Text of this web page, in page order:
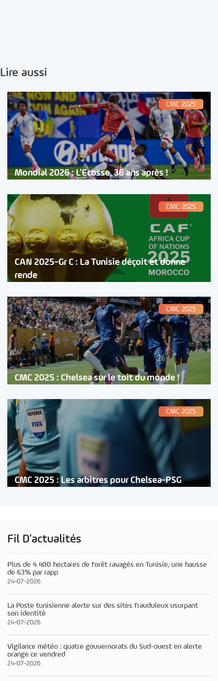
Lire aussi
CMC 2025
Mondial 2026 : L’Ecosse, 36 ans après !
CMC 2025
CAN 2025-Gr C : La Tunisie déçoit et donne
rende
CMC 2025
CMC 2025 : Chelsea sur le toit du monde !
CMC 2025
CMC 2025 : Les arbitres pour Chelsea-PSG
Fil D'actualités
Plus de 4 400 hectares de forêt ravagés en Tunisie, une hausse
de 63% par rapp
24-07-2026
La Poste tunisienne alerte sur des sites frauduleux usurpant
son identité
24-07-2026
Vigilance météo : quatre gouvernorats du Sud-ouest en alerte
orange ce vendred
24-07-2026